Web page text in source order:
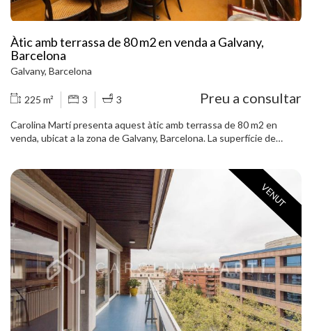
Àtic amb terrassa de 80 m2 en venda a Galvany,
Barcelona
Galvany, Barcelona
225 m² 3 3 Preu a consultar
Carolina Martí presenta aquest àtic amb terrassa de 80 m2 en
venda, ubicat a la zona de Galvany, Barcelona. La superfície de
exterior a quatre vents, i només s´hauria de reformar l´interior de l
´habitatge, ja que la terrassa està en procés de rehabilitació
actualment. Al preu de l'immoble s'inclou una plaça de pàrquing
ubicada a la mateixa finca de l'àtic. La terrassa de l´àtic és d
´aproximadament 80 m2, i aquesta mida li permet envoltar
completament l´interior de l´immoble. És realment una propietat
excepcional. Es troba a l'església rodona de la Plaça Gregorio
Traumaturgo, i es té una vista directa des de la terrassa. A l'interior
de l'habitatge hi trobem característiques úniques d'aquest
immoble, entre les quals hi ha una xemeneia clàssica del 1966,
rehabilitada fa pocs anys per donar-li un toc modernista. Truqui'ns
per visitar l'àtic.
VENUT